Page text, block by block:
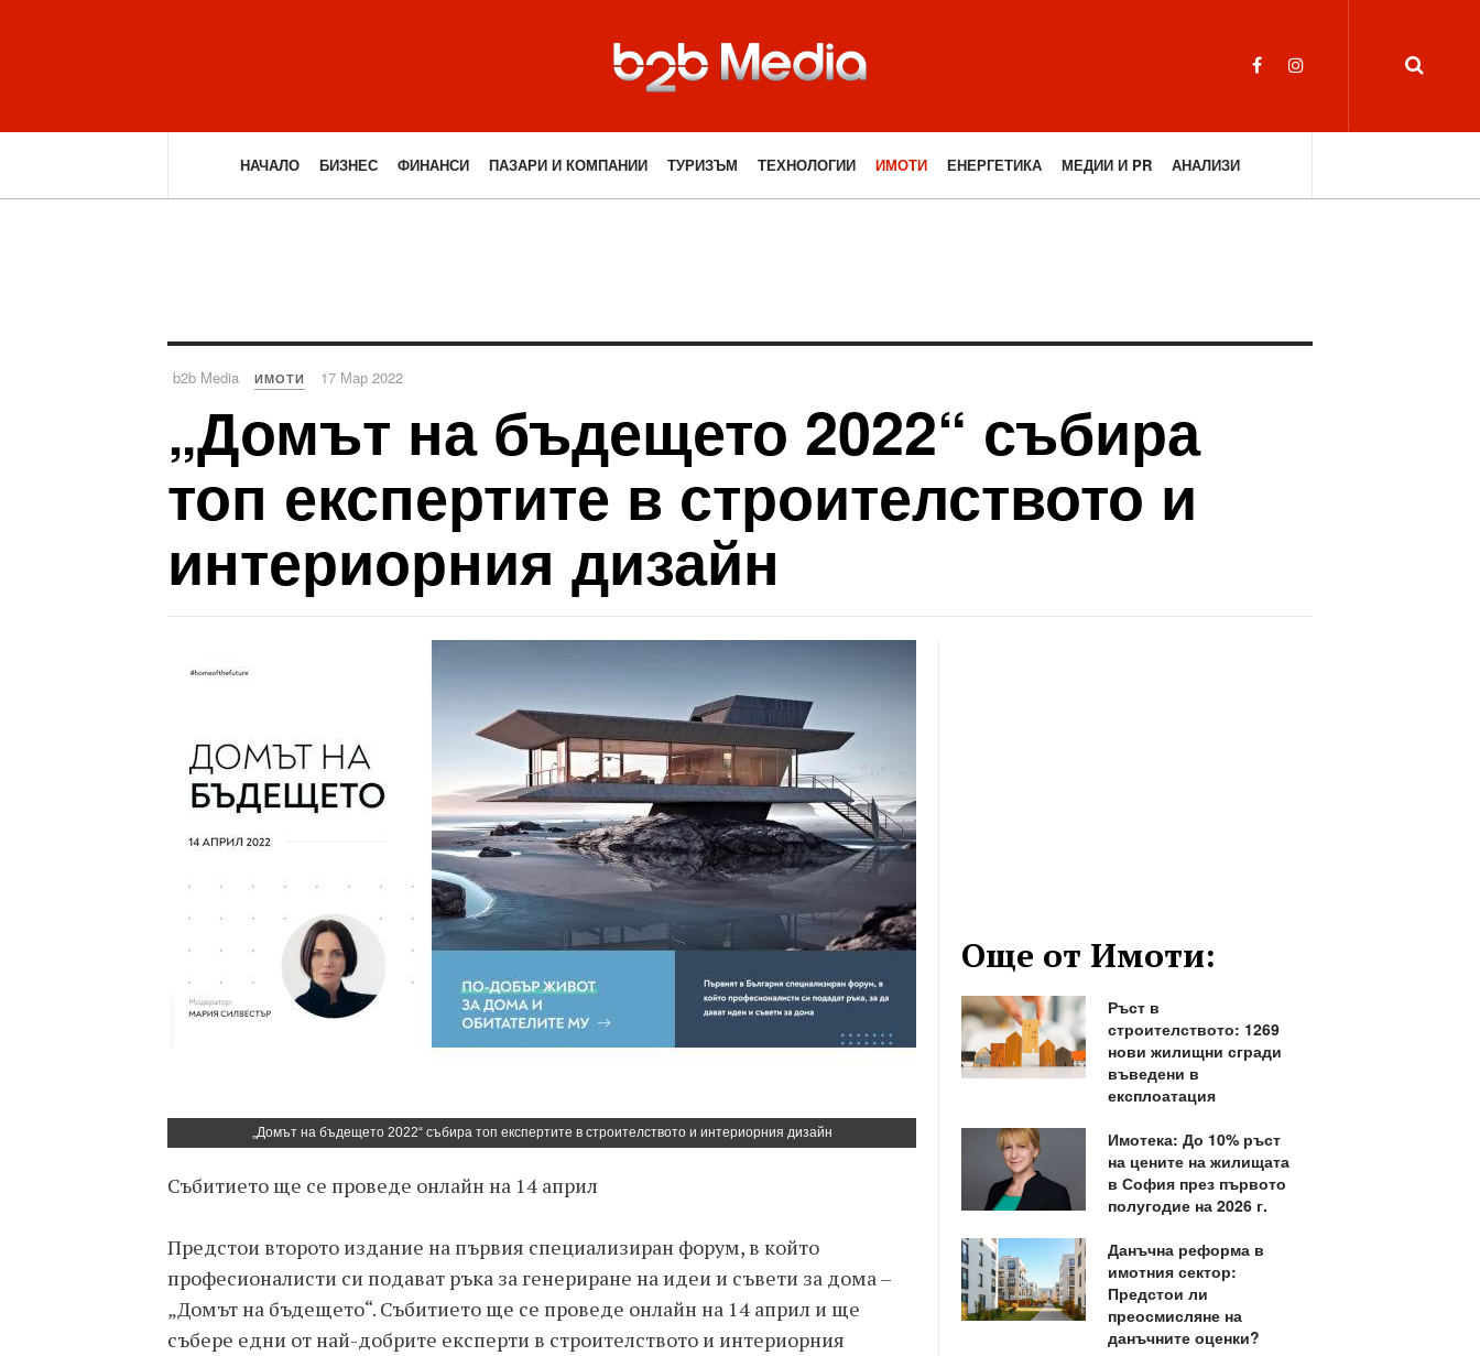
НАЧАЛО БИЗНЕС ФИНАНСИ ПАЗАРИ И КОМПАНИИ ТУРИЗЪМ ТЕХНОЛОГИИ ИМОТИ ЕНЕРГЕТИКА МЕДИИ И PR АНАЛИЗИ
b2b Media ИМОТИ 17 Мар 2022
„Домът на бъдещето 2022“ събира
топ експертите в строителството и
интериорния дизайн
„Домът на бъдещето 2022“ събира топ експертите в строителството и интериорния дизайн
Събитието ще се проведе онлайн на 14 април
Предстои второто издание на първия специализиран форум, в който
професионалисти си подават ръка за генериране на идеи и съвети за дома –
„Домът на бъдещето“. Събитието ще се проведе онлайн на 14 април и ще
събере едни от най-добрите експерти в строителството и интериорния
Още от Имоти:
Ръст в
строителството: 1269
нови жилищни сгради
въведени в
експлоатация
Имотека: До 10% ръст
на цените на жилищата
в София през първото
полугодие на 2026 г.
Данъчна реформа в
имотния сектор:
Предстои ли
преосмисляне на
данъчните оценки?